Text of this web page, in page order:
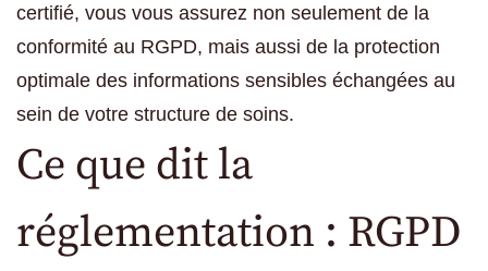
certifié, vous vous assurez non seulement de la
conformité au RGPD, mais aussi de la protection
optimale des informations sensibles échangées au
sein de votre structure de soins.
Ce que dit la
réglementation : RGPD